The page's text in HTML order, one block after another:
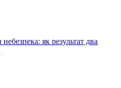
як результат два